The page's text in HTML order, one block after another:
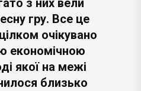
з них вели
гру. Все це
очікувано
економічною
якої на межі
близько